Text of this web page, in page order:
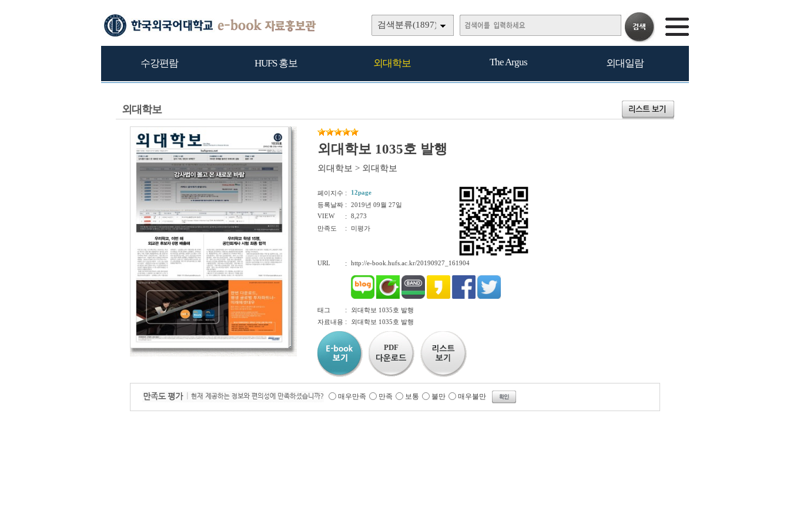
검색분류(1897)
수강편람 HUFS 홍보 외대학보 The Argus 외대일람
외대학보
외대학보 1035호 발행
외대학보 > 외대학보
페이지수 :
12page
등록날짜 :
2019년 09월 27일
VIEW
:
8,273
만족도
: 미평가
URL : http://e-book.hufs.ac.kr/20190927_161904
태그 :
외대학보 1035호 발행
자료내용 : 외대학보 1035호 발행
PDF
매우만족 만족 보통 불만 매우불만